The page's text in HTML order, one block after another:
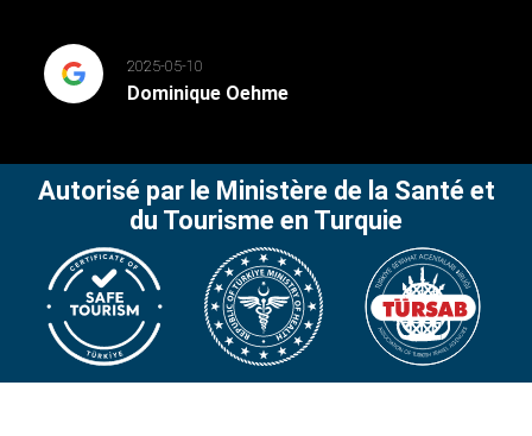
2025-05-10
Dominique Oehme
Autorisé par le Ministère de la Santé et
du Tourisme en Turquie